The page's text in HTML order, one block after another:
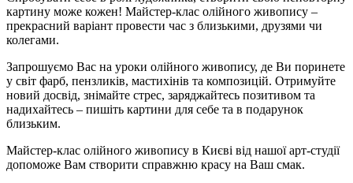
картину може кожен! Майстер-клас олійного живопису –
прекрасний варіант провести час з близькими, друзями чи
колегами.
Запрошуємо Вас на уроки олійного живопису, де Ви поринете
у світ фарб, пензликів, мастихінів та композицій. Отримуйте
новий досвід, знімайте стрес, заряджайтесь позитивом та
надихайтесь – пишіть картини для себе та в подарунок
близьким.
Майстер-клас олійного живопису в Києві від нашої арт-студії
допоможе Вам створити справжню красу на Ваш смак.